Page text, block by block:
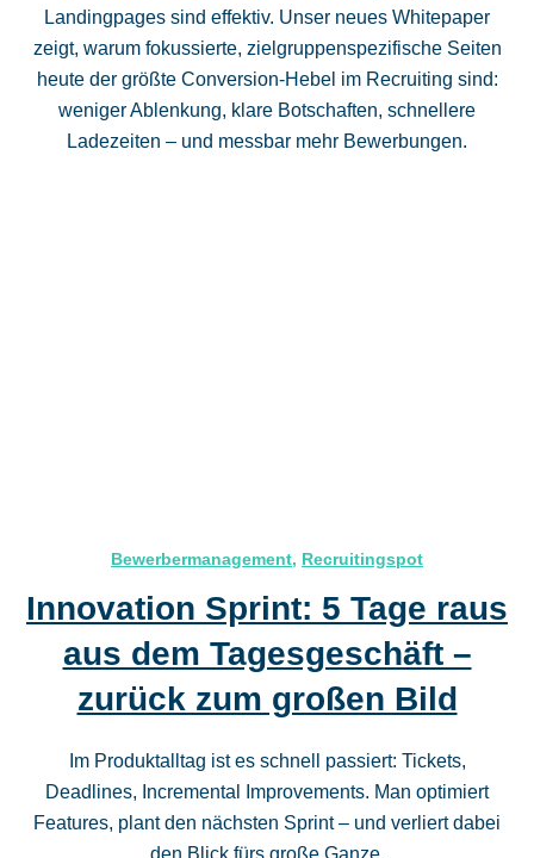
Landingpages sind effektiv. Unser neues Whitepaper
zeigt, warum fokussierte, zielgruppenspezifische Seiten
heute der größte Conversion‑Hebel im Recruiting sind:
weniger Ablenkung, klare Botschaften, schnellere
Ladezeiten – und messbar mehr Bewerbungen.
Bewerbermanagement, Recruitingspot
Innovation Sprint: 5 Tage raus
aus dem Tagesgeschäft –
zurück zum großen Bild
Im Produktalltag ist es schnell passiert: Tickets,
Deadlines, Incremental Improvements. Man optimiert
Features, plant den nächsten Sprint – und verliert dabei
den Blick fürs große Ganze.